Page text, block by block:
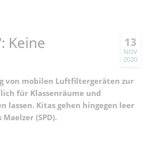
13
NOV
2020
Keine
von mobilen Luftfiltergeräten zur
für Klassenräume und
lassen. Kitas gehen hingegen leer
(SPD).